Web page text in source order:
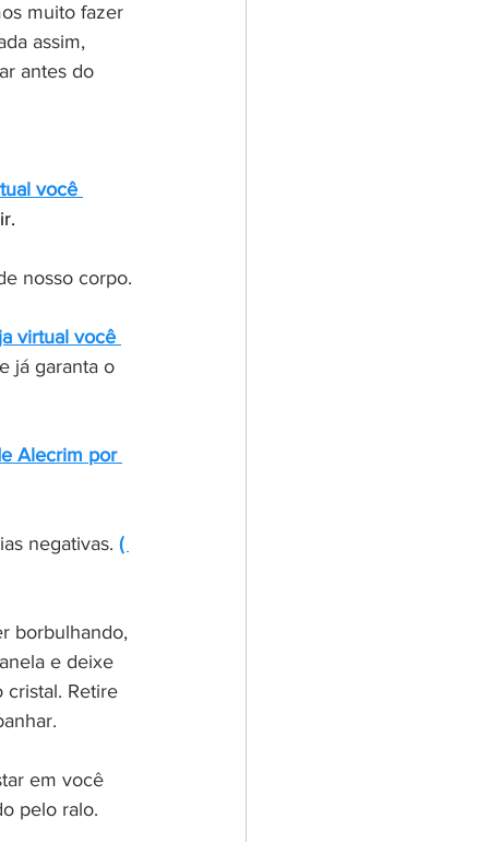
muito fazer
assim,
antes do
você
nosso corpo.
virtual você
já garanta o
Alecrim por
negativas. (
borbulhando,
e deixe
cristal. Retire
em você
pelo ralo.